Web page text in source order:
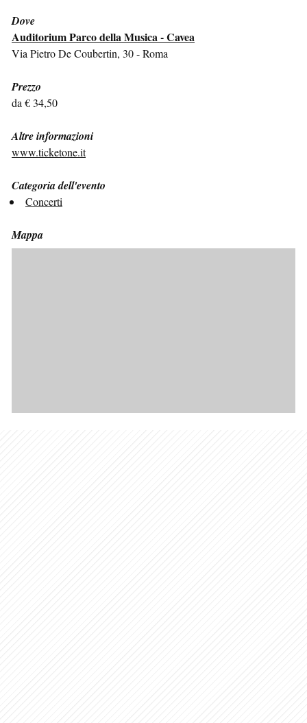
Dove
Auditorium Parco della Musica - Cavea
Via Pietro De Coubertin, 30 - Roma
Prezzo
da € 34,50
Altre informazioni
www.ticketone.it
Categoria dell'evento
Concerti
Mappa